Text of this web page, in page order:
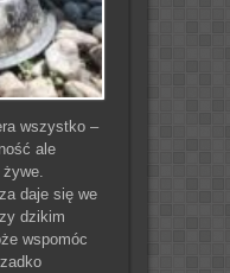
wszystko –
ale
daje się we
dzikim
wspomóc